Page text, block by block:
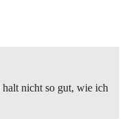
nicht so gut, wie ich